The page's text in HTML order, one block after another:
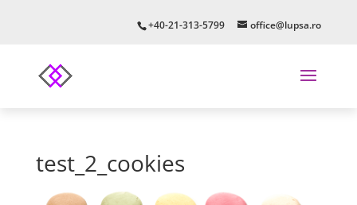
+40-21-313-5799 office@lupsa.ro
test_2_cookies